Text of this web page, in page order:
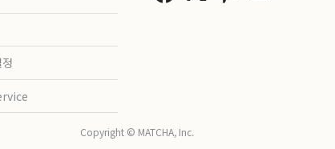
Copyright © MATCHA, Inc.